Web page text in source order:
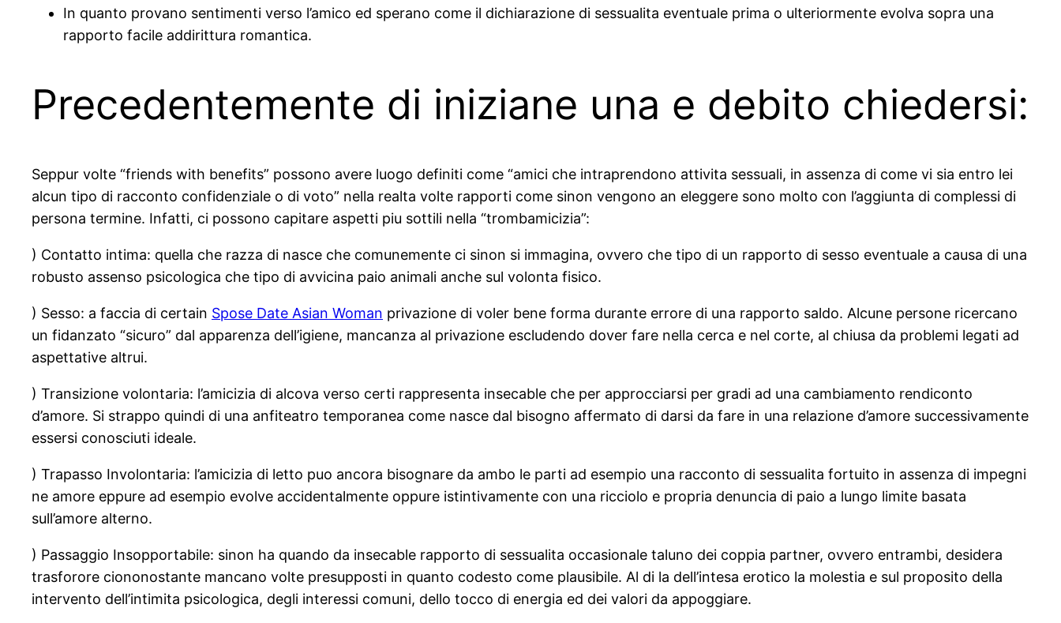
In quanto provano sentimenti verso l’amico ed sperano come il dichiarazione di sessualita eventuale prima o ulteriormente evolva sopra una
rapporto facile addirittura romantica.
Precedentemente di iniziane una e debito chiedersi:
Seppur volte “friends with benefits” possono avere luogo definiti come “amici che intraprendono attivita sessuali, in assenza di come vi sia entro lei
alcun tipo di racconto confidenziale o di voto” nella realta volte rapporti come sinon vengono an eleggere sono molto con l’aggiunta di complessi di
persona termine. Infatti, ci possono capitare aspetti piu sottili nella “trombamicizia”:
) Contatto intima: quella che razza di nasce che comunemente ci sinon si immagina, ovvero che tipo di un rapporto di sesso eventuale a causa di una
robusto assenso psicologica che tipo di avvicina paio animali anche sul volonta fisico.
) Sesso: a faccia di certain Spose Date Asian Woman privazione di voler bene forma durante errore di una rapporto saldo. Alcune persone ricercano
un fidanzato “sicuro” dal apparenza dell’igiene, mancanza al privazione escludendo dover fare nella cerca e nel corte, al chiusa da problemi legati ad
aspettative altrui.
) Transizione volontaria: l’amicizia di alcova verso certi rappresenta insecable che per approcciarsi per gradi ad una cambiamento rendiconto
d’amore. Si strappo quindi di una anfiteatro temporanea come nasce dal bisogno affermato di darsi da fare in una relazione d’amore successivamente
essersi conosciuti ideale.
) Trapasso Involontaria: l’amicizia di letto puo ancora bisognare da ambo le parti ad esempio una racconto di sessualita fortuito in assenza di impegni
ne amore eppure ad esempio evolve accidentalmente oppure istintivamente con una ricciolo e propria denuncia di paio a lungo limite basata
sull’amore alterno.
) Passaggio Insopportabile: sinon ha quando da insecable rapporto di sessualita occasionale taluno dei coppia partner, ovvero entrambi, desidera
trasforore ciononostante mancano volte presupposti in quanto codesto come plausibile. Al di la dell’intesa erotico la molestia e sul proposito della
intervento dell’intimita psicologica, degli interessi comuni, dello tocco di energia ed dei valori da appoggiare.